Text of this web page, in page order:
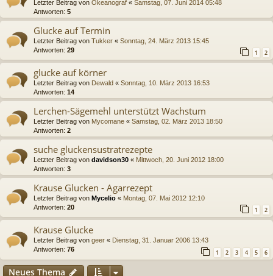
Letzter Beitrag von Okeanograf « Samstag, 07. Juni 2014 05:48
Antworten: 5
Glucke auf Termin
Letzter Beitrag von Tukker « Sonntag, 24. März 2013 15:45
Antworten: 29 1 2
glucke auf körner
Letzter Beitrag von Dewald « Sonntag, 10. März 2013 16:53
Antworten: 14
Lerchen-Sägemehl unterstützt Wachstum
Letzter Beitrag von Mycomane « Samstag, 02. März 2013 18:50
Antworten: 2
suche gluckensustratrezepte
Letzter Beitrag von davidson30 « Mittwoch, 20. Juni 2012 18:00
Antworten: 3
Krause Glucken - Agarrezept
Letzter Beitrag von Mycelio « Montag, 07. Mai 2012 12:10
Antworten: 20 1 2
Krause Glucke
Letzter Beitrag von geer « Dienstag, 31. Januar 2006 13:43
Antworten: 76 1 2 3 4 5 6
Neues Thema